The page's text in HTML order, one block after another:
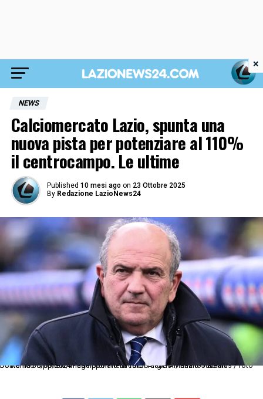
NEWS
Calciomercato Lazio, spunta una
nuova pista per potenziare al 110%
il centrocampo. Le ultime
Published 10 mesi ago on 23 Ottobre 2025
By Redazione LazioNews24
Dc Roma 30/03/2024 - campionato di calcio serie A / Lazio-Juventus / foto Domenico Cippitelli/Image Sport nella foto: Angelo Mariano Fabiani
×